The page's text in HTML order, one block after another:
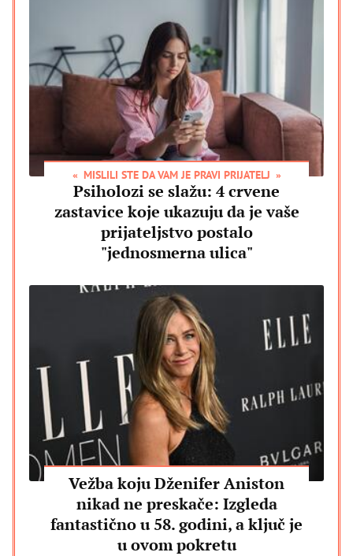
MISLILI STE DA VAM JE PRAVI PRIJATELJ
Psiholozi se slažu: 4 crvene
zastavice koje ukazuju da je vaše
prijateljstvo postalo
"jednosmerna ulica"
Vežba koju Dženifer Aniston
nikad ne preskače: Izgleda
fantastično u 58. godini, a ključ je
u ovom pokretu